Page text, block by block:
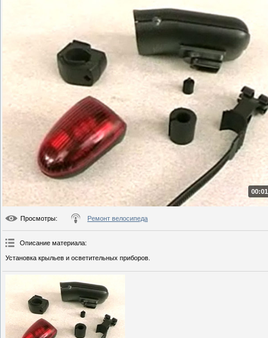
Просмотры: Ремонт велосипеда
Описание материала:
Установка крыльев и осветительных приборов.